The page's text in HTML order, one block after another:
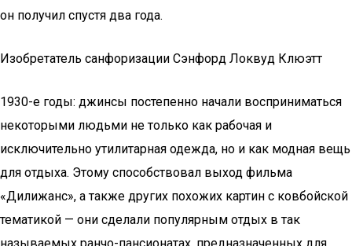
он получил спустя два года.
Изобретатель санфоризации Сэнфорд Локвуд Клюэтт
1930-е годы: джинсы постепенно начали восприниматься
некоторыми людьми не только как рабочая и
исключительно утилитарная одежда, но и как модная вещь
для отдыха. Этому способствовал выход фильма
«Дилижанс», а также других похожих картин с ковбойской
тематикой — они сделали популярным отдых в так